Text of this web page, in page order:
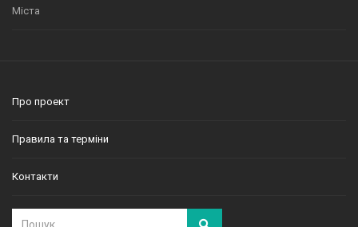
Міста
Про проект
Правила та терміни
Контакти